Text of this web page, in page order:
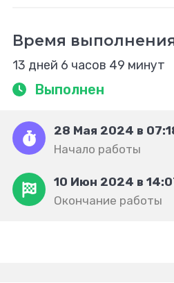
Время выполнения
13 дней 6 часов 49 минут
Выполнен
28 Мая 2024 в
Начало работы
10 Июн 2024 в
Окончание работы